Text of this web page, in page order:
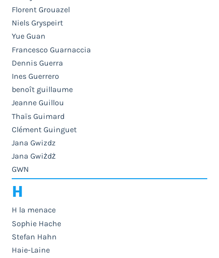
Florent Grouazel
Niels Gryspeirt
Yue Guan
Francesco Guarnaccia
Dennis Guerra
Ines Guerrero
benoît guillaume
Jeanne Guillou
Thaïs Guimard
Clément Guinguet
Jana Gwizdz
Jana Gwiżdż
GWN
H
H la menace
Sophie Hache
Stefan Hahn
Haie-Laine